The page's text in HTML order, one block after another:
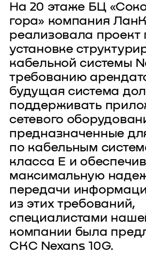
На 20 этаже БЦ
гора» компания
реализовала проект
установке
кабельной системы
требованию
будущая система
поддерживать
сетевого
предназначенные
по кабельным
класса Е и
максимальную
передачи
из этих требований,
специалистами
компании была
СКС Nexans 10G.